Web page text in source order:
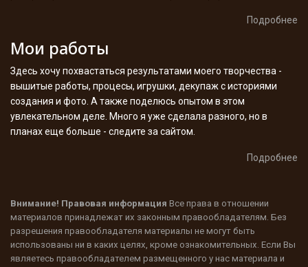
Подробнее
Мои работы
Здесь хочу похвастаться результатами моего творчества -
вышитые работы, процесы, игрушки, декупаж с историями
создания и фото. А также поделюсь опытом в этом
увлекательном деле. Много я уже сделала разного, но в
планах еще больше - следите за сайтом.
Подробнее
Внимание! Правовая информация Все права в отношении
материалов принадлежат их законным правообладателям. Без
разрешения правообладателя материалы не могут быть
использованы ни в каких целях, кроме ознакомительных. Если Вы
являетесь правообладателем размещенного у нас материала и